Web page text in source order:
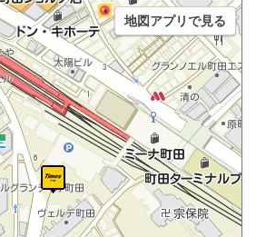
地図アプリで見る